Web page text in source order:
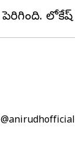
@anirudhofficial